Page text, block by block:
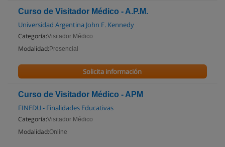
Curso de Visitador Médico - A.P.M.
Universidad Argentina John F. Kennedy
Categoría:Visitador Médico
Modalidad: Presencial
Solicita información
Curso de Visitador Médico - APM
FINEDU - Finalidades Educativas
Categoría:Visitador Médico
Modalidad:Online